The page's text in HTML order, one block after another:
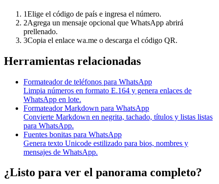
1Elige el código de país e ingresa el número.
2Agrega un mensaje opcional que WhatsApp abrirá
prellenado.
3Copia el enlace wa.me o descarga el código QR.
Herramientas relacionadas
Formateador de teléfonos para WhatsApp
Limpia números en formato E.164 y genera enlaces de
WhatsApp en lote.
Formateador Markdown para WhatsApp
Convierte Markdown en negrita, tachado, títulos y listas listas
para WhatsApp.
Fuentes bonitas para WhatsApp
Genera texto Unicode estilizado para bios, nombres y
mensajes de WhatsApp.
¿Listo para ver el panorama completo?